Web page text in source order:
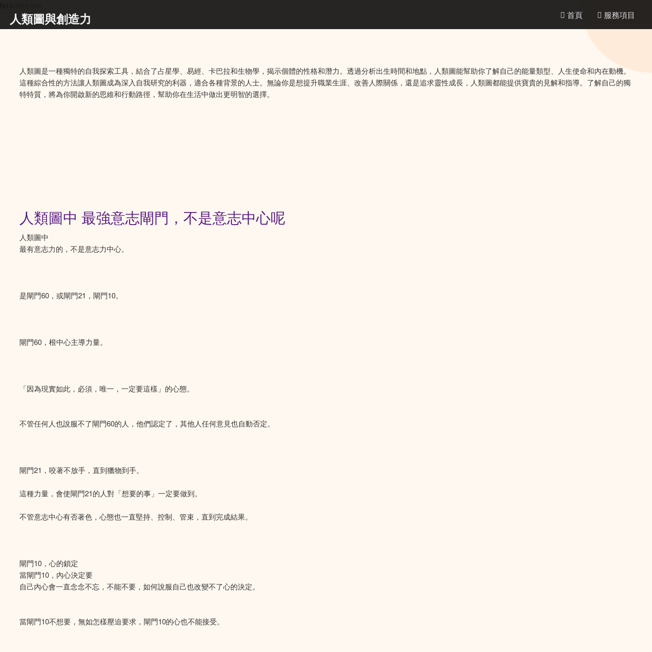
人類圖與創造力 首頁 服務項目
人類圖是一種獨特的自我探索工具，結合了占星學、易經、卡巴拉和生物學，揭示個體的性格和潛力。透過分析出生時間和地點，人類圖能幫助你了解自己的能量類型、人生使命和內在動機。
這種綜合性的方法讓人類圖成為深入自我研究的利器，適合各種背景的人士。無論你是想提升職業生涯、改善人際關係，還是追求靈性成長，人類圖都能提供寶貴的見解和指導。了解自己的獨
特特質，將為你開啟新的思維和行動路徑，幫助你在生活中做出更明智的選擇。
人類圖中 最強意志閘門，不是意志中心呢
人類圖中
最有意志力的，不是意志力中心。
是閘門60，或閘門21，閘門10。
閘門60，根中心主導力量。
「因為現實如此，必須，唯一，一定要這樣」的心態。
不管任何人也說服不了閘門60的人，他們認定了，其他人任何意見也自動否定。
閘門21，咬著不放手，直到獵物到手。
這種力量，會使閘門21的人對「想要的事」一定要做到。
不管意志中心有否著色，心態也一直堅持、控制、管束，直到完成結果。
閘門10，心的鎖定
當閘門10，內心決定要
自己內心會一直念念不忘，不能不要，如何說服自己也改變不了心的決定。
當閘門10不想要，無如怎樣壓迫要求，閘門10的心也不能接受。